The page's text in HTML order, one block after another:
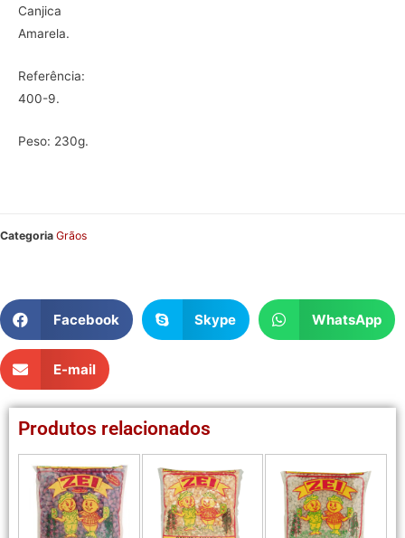
Canjica
Amarela.
Referência:
400-9.
Peso: 230g.
Categoria Grãos
Facebook Skype WhatsApp
E-mail
Produtos relacionados